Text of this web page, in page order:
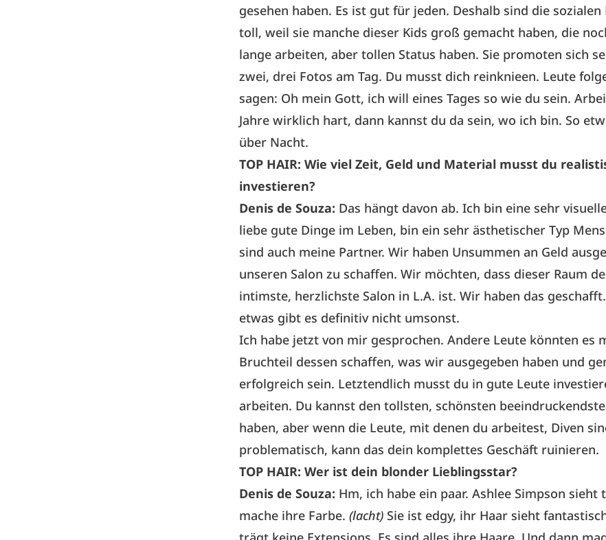
gesehen haben. Es ist gut für jeden. Deshalb sind die sozialen
toll, weil sie manche dieser Kids groß gemacht haben, die
lange arbeiten, aber tollen Status haben. Sie promoten sich
zwei, drei Fotos am Tag. Du musst dich reinknieen. Leute
sagen: Oh mein Gott, ich will eines Tages so wie du sein.
Jahre wirklich hart, dann kannst du da sein, wo ich bin. So
über Nacht.
TOP HAIR: Wie viel Zeit, Geld und Material musst du
investieren?
Denis de Souza: Das hängt davon ab. Ich bin eine sehr
liebe gute Dinge im Leben, bin ein sehr ästhetischer Typ
sind auch meine Partner. Wir haben Unsummen an Geld
unseren Salon zu schaffen. Wir möchten, dass dieser Raum
intimste, herzlichste Salon in L.A. ist. Wir haben das
etwas gibt es definitiv nicht umsonst.
Ich habe jetzt von mir gesprochen. Andere Leute könnten es
Bruchteil dessen schaffen, was wir ausgegeben haben und
erfolgreich sein. Letztendlich musst du in gute Leute
arbeiten. Du kannst den tollsten, schönsten
haben, aber wenn die Leute, mit denen du arbeitest, Diven
problematisch, kann das dein komplettes Geschäft ruinieren.
TOP HAIR: Wer ist dein blonder Lieblingsstar?
Denis de Souza: Hm, ich habe ein paar. Ashlee Simpson sieht
mache ihre Farbe. (lacht) Sie ist edgy, ihr Haar sieht